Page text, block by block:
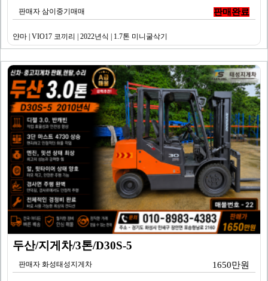
판매자 삼이중기매매 판매완료
얀마 | VIO17 코끼리 | 2022년식 | 1.7톤 미니굴삭기
두산/지게차/3톤/D30S-5
판매자 화성태성지게차 1650만원